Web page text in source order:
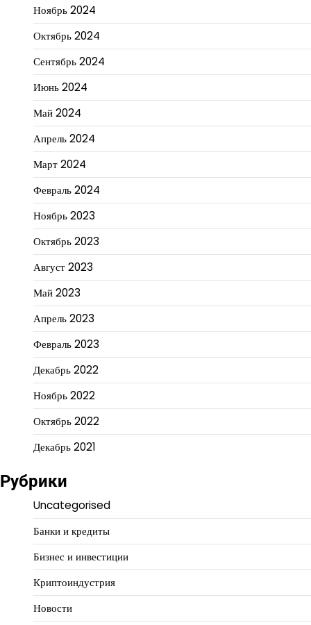
Ноябрь 2024
Октябрь 2024
Сентябрь 2024
Июнь 2024
Май 2024
Апрель 2024
Март 2024
Февраль 2024
Ноябрь 2023
Октябрь 2023
Август 2023
Май 2023
Апрель 2023
Февраль 2023
Декабрь 2022
Ноябрь 2022
Октябрь 2022
Декабрь 2021
Рубрики
Uncategorised
Банки и кредиты
Бизнес и инвестиции
Криптоиндустрия
Новости